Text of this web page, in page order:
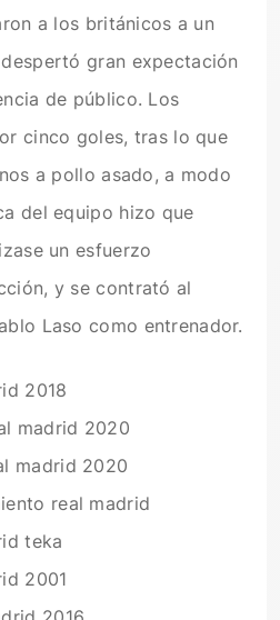
a los británicos a un
gran expectación
de público. Los
cinco goles, tras lo que
a pollo asado, a modo
del equipo hizo que
un esfuerzo
y se contrató al
Laso como entrenador.